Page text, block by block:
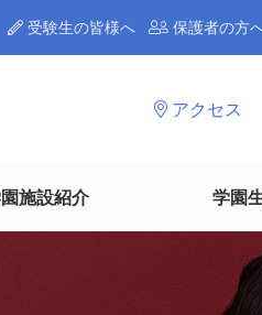
受験生の皆様へ 保護者の方
アクセス
施設紹介 学園